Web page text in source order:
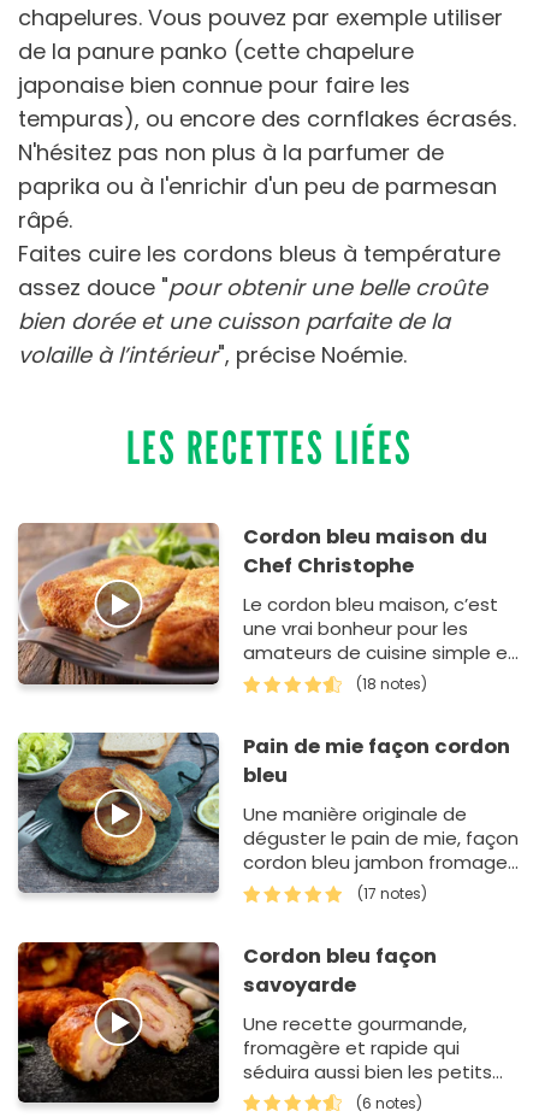
chapelures. Vous pouvez par exemple utiliser
de la panure panko (cette chapelure
japonaise bien connue pour faire les
tempuras), ou encore des cornflakes écrasés.
N'hésitez pas non plus à la parfumer de
paprika ou à l'enrichir d'un peu de parmesan
râpé.
Faites cuire les cordons bleus à température
assez douce "pour obtenir une belle croûte
bien dorée et une cuisson parfaite de la
volaille à l’intérieur", précise Noémie.
LES RECETTES LIÉES
Cordon bleu maison du
Chef Christophe
Le cordon bleu maison, c’est
une vrai bonheur pour les
amateurs de cuisine simple et
gourmande. Avec du fromage
fondant et du jambon bien
(18 notes)
Pain de mie façon cordon
bleu
Une manière originale de
déguster le pain de mie, façon
cordon bleu jambon fromage.
Faciles à préparer et idéales
comme en…
(17 notes)
Cordon bleu façon
savoyarde
Une recette gourmande,
fromagère et rapide qui
séduira aussi bien les petits
que les grands !(6 notes)